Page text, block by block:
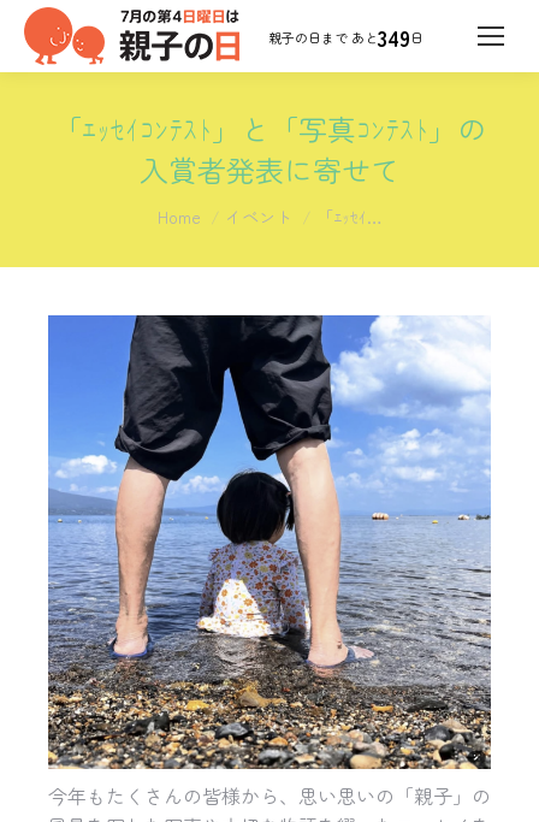
349日
「ｴｯｾｲｺﾝﾃｽﾄ」と「写真ｺﾝﾃｽﾄ」の
入賞者発表に寄せて
You are here:
Home イベント 「ｴｯｾｲ…
今年もたくさんの皆様から、思い思いの「親子」 の